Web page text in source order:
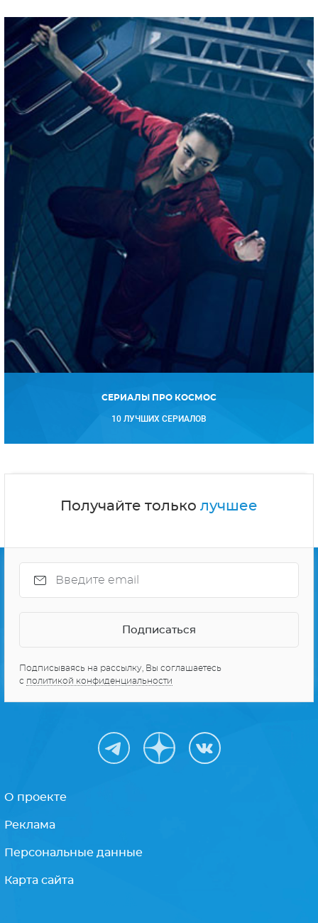
СЕРИАЛЫ ПРО КОСМОС
10 ЛУЧШИХ СЕРИАЛОВ
Получайте только лучшее
Подписываясь на рассылку, Вы соглашаетесь
с политикой конфиденциальности
О проекте
Реклама
Персональные данные
Карта сайта